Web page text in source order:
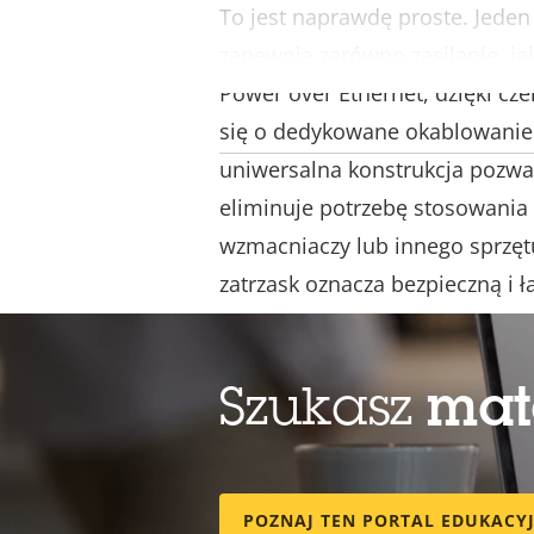
To jest naprawdę proste.
Power over Ethernet, dzięki
się o dedykowane
uniwersalna konstrukcja
eliminuje potrzebę stosowania
wzmacniaczy lub innego
zatrzask oznacza bezpieczną i
wygląda atrakcyjnie w
stylowy, dostępny w kolorze
się do montażu na ścianach,
zarówno wewnątrz, jak i w
instalacjach zewnętrznych —
okapami.
Szukasz
POZNAJ TEN PORTAL